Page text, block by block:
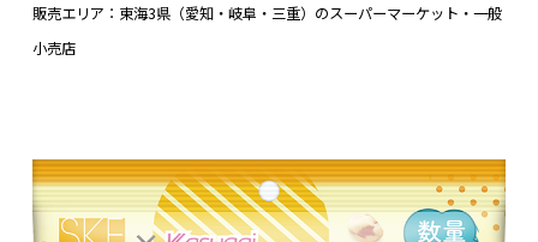
販売エリア：東海3県（愛知・岐阜・三重）のスーパーマーケット・一般
小売店